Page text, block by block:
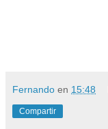
Fernando en 15:48
Compartir